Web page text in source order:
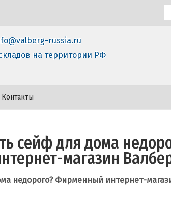
russia.ru
на территории РФ
Контакты
сейф для дома
магазин
недорого? Фирменный интернет-